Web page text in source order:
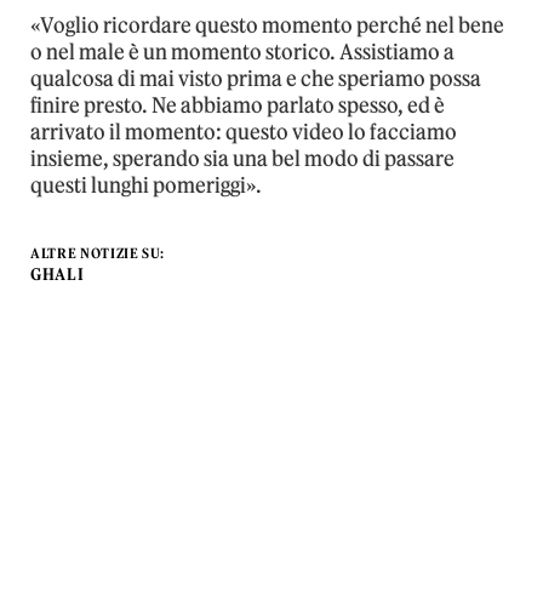
«Voglio ricordare questo momento perché nel bene
o nel male è un momento storico. Assistiamo a
qualcosa di mai visto prima e che speriamo possa
finire presto. Ne abbiamo parlato spesso, ed è
arrivato il momento: questo video lo facciamo
insieme, sperando sia una bel modo di passare
questi lunghi pomeriggi».
ALTRE NOTIZIE SU:
GHALI